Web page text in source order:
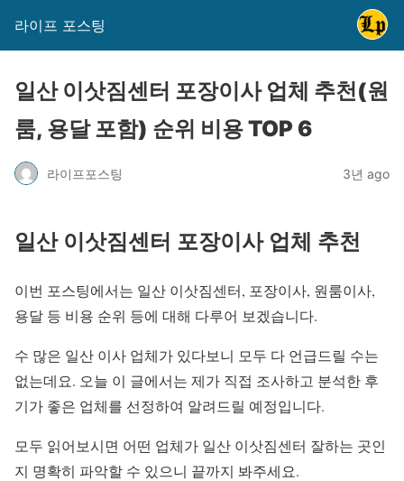
라이프 포스팅
일산 이삿짐센터 포장이사 업체 추천(원
룸, 용달 포함) 순위 비용 TOP 6
라이프포스팅 3년 ago
일산 이삿짐센터 포장이사 업체 추천
이번 포스팅에서는 일산 이삿짐센터, 포장이사, 원룸이사,
용달 등 비용 순위 등에 대해 다루어 보겠습니다.
수 많은 일산 이사 업체가 있다보니 모두 다 언급드릴 수는
없는데요. 오늘 이 글에서는 제가 직접 조사하고 분석한 후
기가 좋은 업체를 선정하여 알려드릴 예정입니다.
모두 읽어보시면 어떤 업체가 일산 이삿짐센터 잘하는 곳인
지 명확히 파악할 수 있으니 끝까지 봐주세요.